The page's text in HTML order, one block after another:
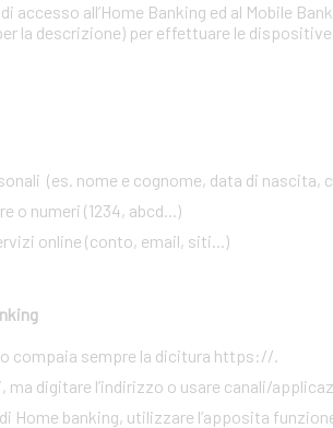
accesso all’Home Banking ed al Mobile
la descrizione) per effettuare le
(es. nome e cognome, data di nascita,
o numeri (1234, abcd...)
online (conto, email, siti...)
compaia sempre la dicitura https://.
digitare l’indirizzo o usare canali/
Home banking, utilizzare l’apposita